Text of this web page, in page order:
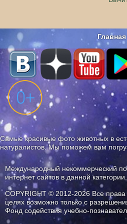
Главная
Наши
Самые красивые фото животных в
натуралистов. Мы поможем вам
Международный некоммерческий
интернет сайтов в данной категории.
COPYRIGHT © 2012-2026 Все
целях возможно только с
Фонд содействия учебно-